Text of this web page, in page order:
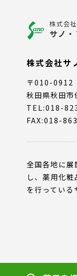
株式会
サノ
株式会社サ
〒010-0912
秋田県秋田
TEL:018-
FAX:018-
全国各地に
し、薬用化
を行っている